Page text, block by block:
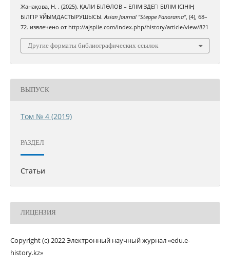
Жанақова, Н. . (2025). ҚАЛИ БІЛƏЛОВ – ЕЛІМІЗДЕГІ БІЛІМ ІСІНІҢ
БІЛГІР ҰЙЫМДАСТЫРУШЫСЫ.Asian Journal "Steppe Panorama", (4), 68–
72. извлечено от http://ajspiie.com/index.php/history/article/view/821
Другие форматы библиографических ссылок
ВЫПУСК
Том № 4 (2019)
РАЗДЕЛ
Статьи
ЛИЦЕНЗИЯ
Copyright (c) 2022 Электронный научный журнал «edu.e-
history.kz»